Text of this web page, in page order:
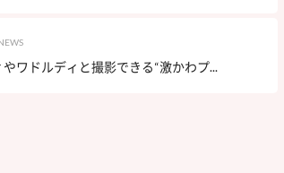
ワドルディと撮影できる“激かわプ...